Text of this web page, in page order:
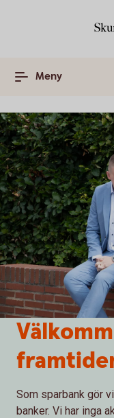
Meny
Som sparbank gör
banker. Vi har inga